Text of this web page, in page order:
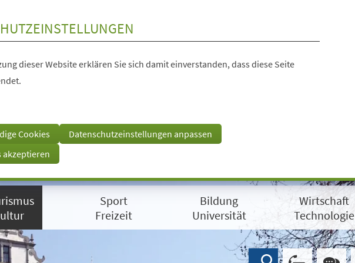
dieser Website erklären Sie sich damit einverstanden, dass diese Seite
Cookies
Datenschutzeinstellungen anpassen
akzeptieren
Sport
Freizeit
Bildung
Universität
Wirtschaft
Technologie